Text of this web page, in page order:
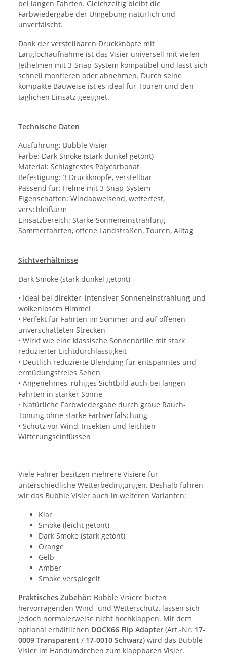
bei langen Fahrten. Gleichzeitig bleibt die
Farbwiedergabe der Umgebung natürlich und
unverfälscht.
Dank der verstellbaren Druckknöpfe mit
Langlochaufnahme ist das Visier universell mit vielen
Jethelmen mit 3-Snap-System kompatibel und lässt sich
schnell montieren oder abnehmen. Durch seine
kompakte Bauweise ist es ideal für Touren und den
täglichen Einsatz geeignet.
Technische Daten
Ausführung: Bubble Visier
Farbe: Dark Smoke (stark dunkel getönt)
Material: Schlagfestes Polycarbonat
Befestigung: 3 Druckknöpfe, verstellbar
Passend für: Helme mit 3-Snap-System
Eigenschaften: Windabweisend, wetterfest,
verschleißarm
Einsatzbereich: Starke Sonneneinstrahlung,
Sommerfahrten, offene Landstraßen, Touren, Alltag
Sichtverhältnisse
Dark Smoke (stark dunkel getönt)
• Ideal bei direkter, intensiver Sonneneinstrahlung und
wolkenlosem Himmel
• Perfekt für Fahrten im Sommer und auf offenen,
unverschatteten Strecken
• Wirkt wie eine klassische Sonnenbrille mit stark
reduzierter Lichtdurchlässigkeit
• Deutlich reduzierte Blendung für entspanntes und
ermüdungsfreies Sehen
• Angenehmes, ruhiges Sichtbild auch bei langen
Fahrten in starker Sonne
• Natürliche Farbwiedergabe durch graue Rauch-
Tönung ohne starke Farbverfälschung
• Schutz vor Wind, Insekten und leichten
Witterungseinflüssen
Viele Fahrer besitzen mehrere Visiere für
unterschiedliche Wetterbedingungen. Deshalb führen
wir das Bubble Visier auch in weiteren Varianten:
Klar
Smoke (leicht getönt)
Dark Smoke (stark getönt)
Orange
Gelb
Amber
Smoke verspiegelt
Praktisches Zubehör: Bubble Visiere bieten
hervorragenden Wind- und Wetterschutz, lassen sich
jedoch normalerweise nicht hochklappen. Mit dem
optional erhältlichen DOCK66 Flip Adapter (Art.-Nr. 17-
0009 Transparent / 17-0010 Schwarz) wird das Bubble
Visier im Handumdrehen zum klappbaren Visier.